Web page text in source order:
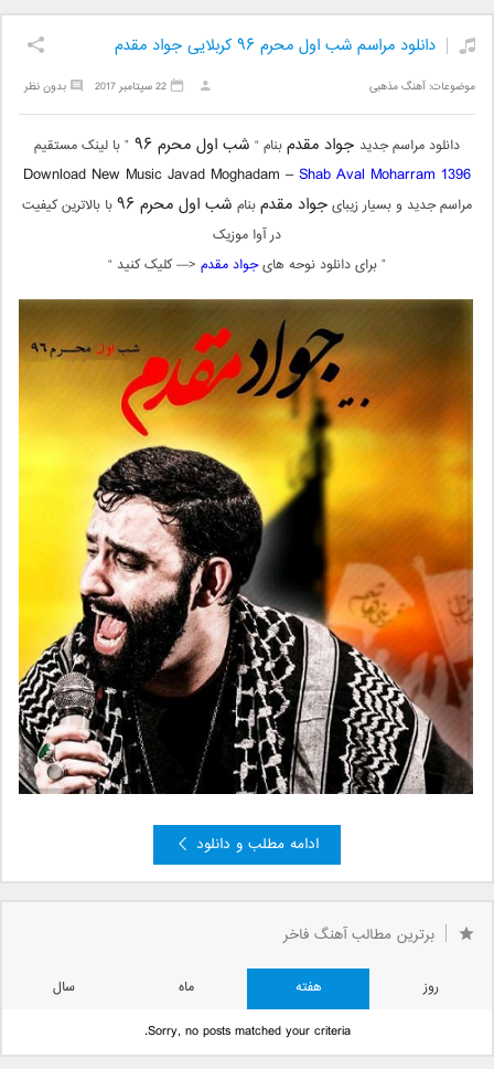
دانلود مراسم شب اول محرم ۹۶ کربلایی جواد مقدم
موضوعات:آهنگ مذهبی بدون نظر 22 سپتامبر 2017
دانلود مراسم جدید جواد مقدمبنام “ شب اول محرم ۹۶ ” با لینک مستقیم
Download New Music Javad Moghadam –Shab Aval Moharram 1396
مراسم جدید و بسیار زیبایجواد مقدمبنام شب اول محرم ۹۶
با بالاترین کیفیت
در آوا موزیک
” برای دانلود نوحه هایجواد مقدم <— کلیک کنید “
ادامه مطلب و دانلود
برترین مطالب آهنگ فاخر
روز هفته ماه
سال
Sorry, no posts matched your criteria.